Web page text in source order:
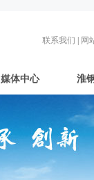
联系我们 网
媒体中心 淮